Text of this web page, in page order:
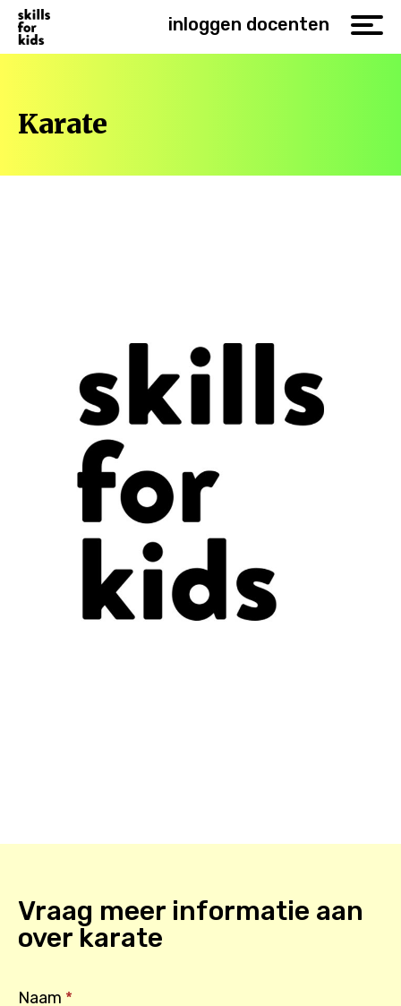
inloggen docenten
Karate
Vraag meer informatie aan
over karate
Naam *